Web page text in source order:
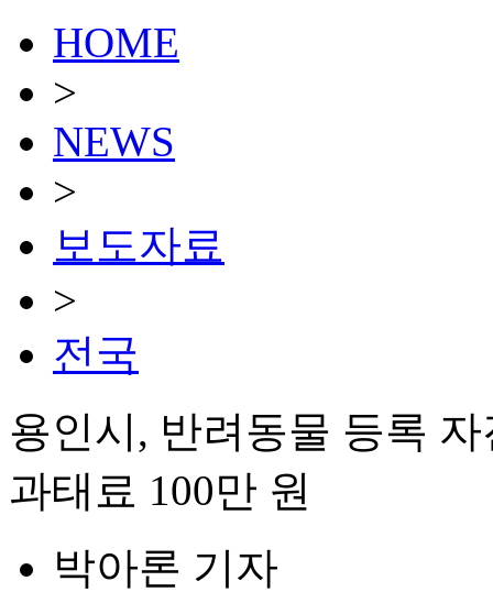
HOME
>
NEWS
>
보도자료
>
전국
용인시, 반려동물 등록
과태료 100만 원
박아론 기자